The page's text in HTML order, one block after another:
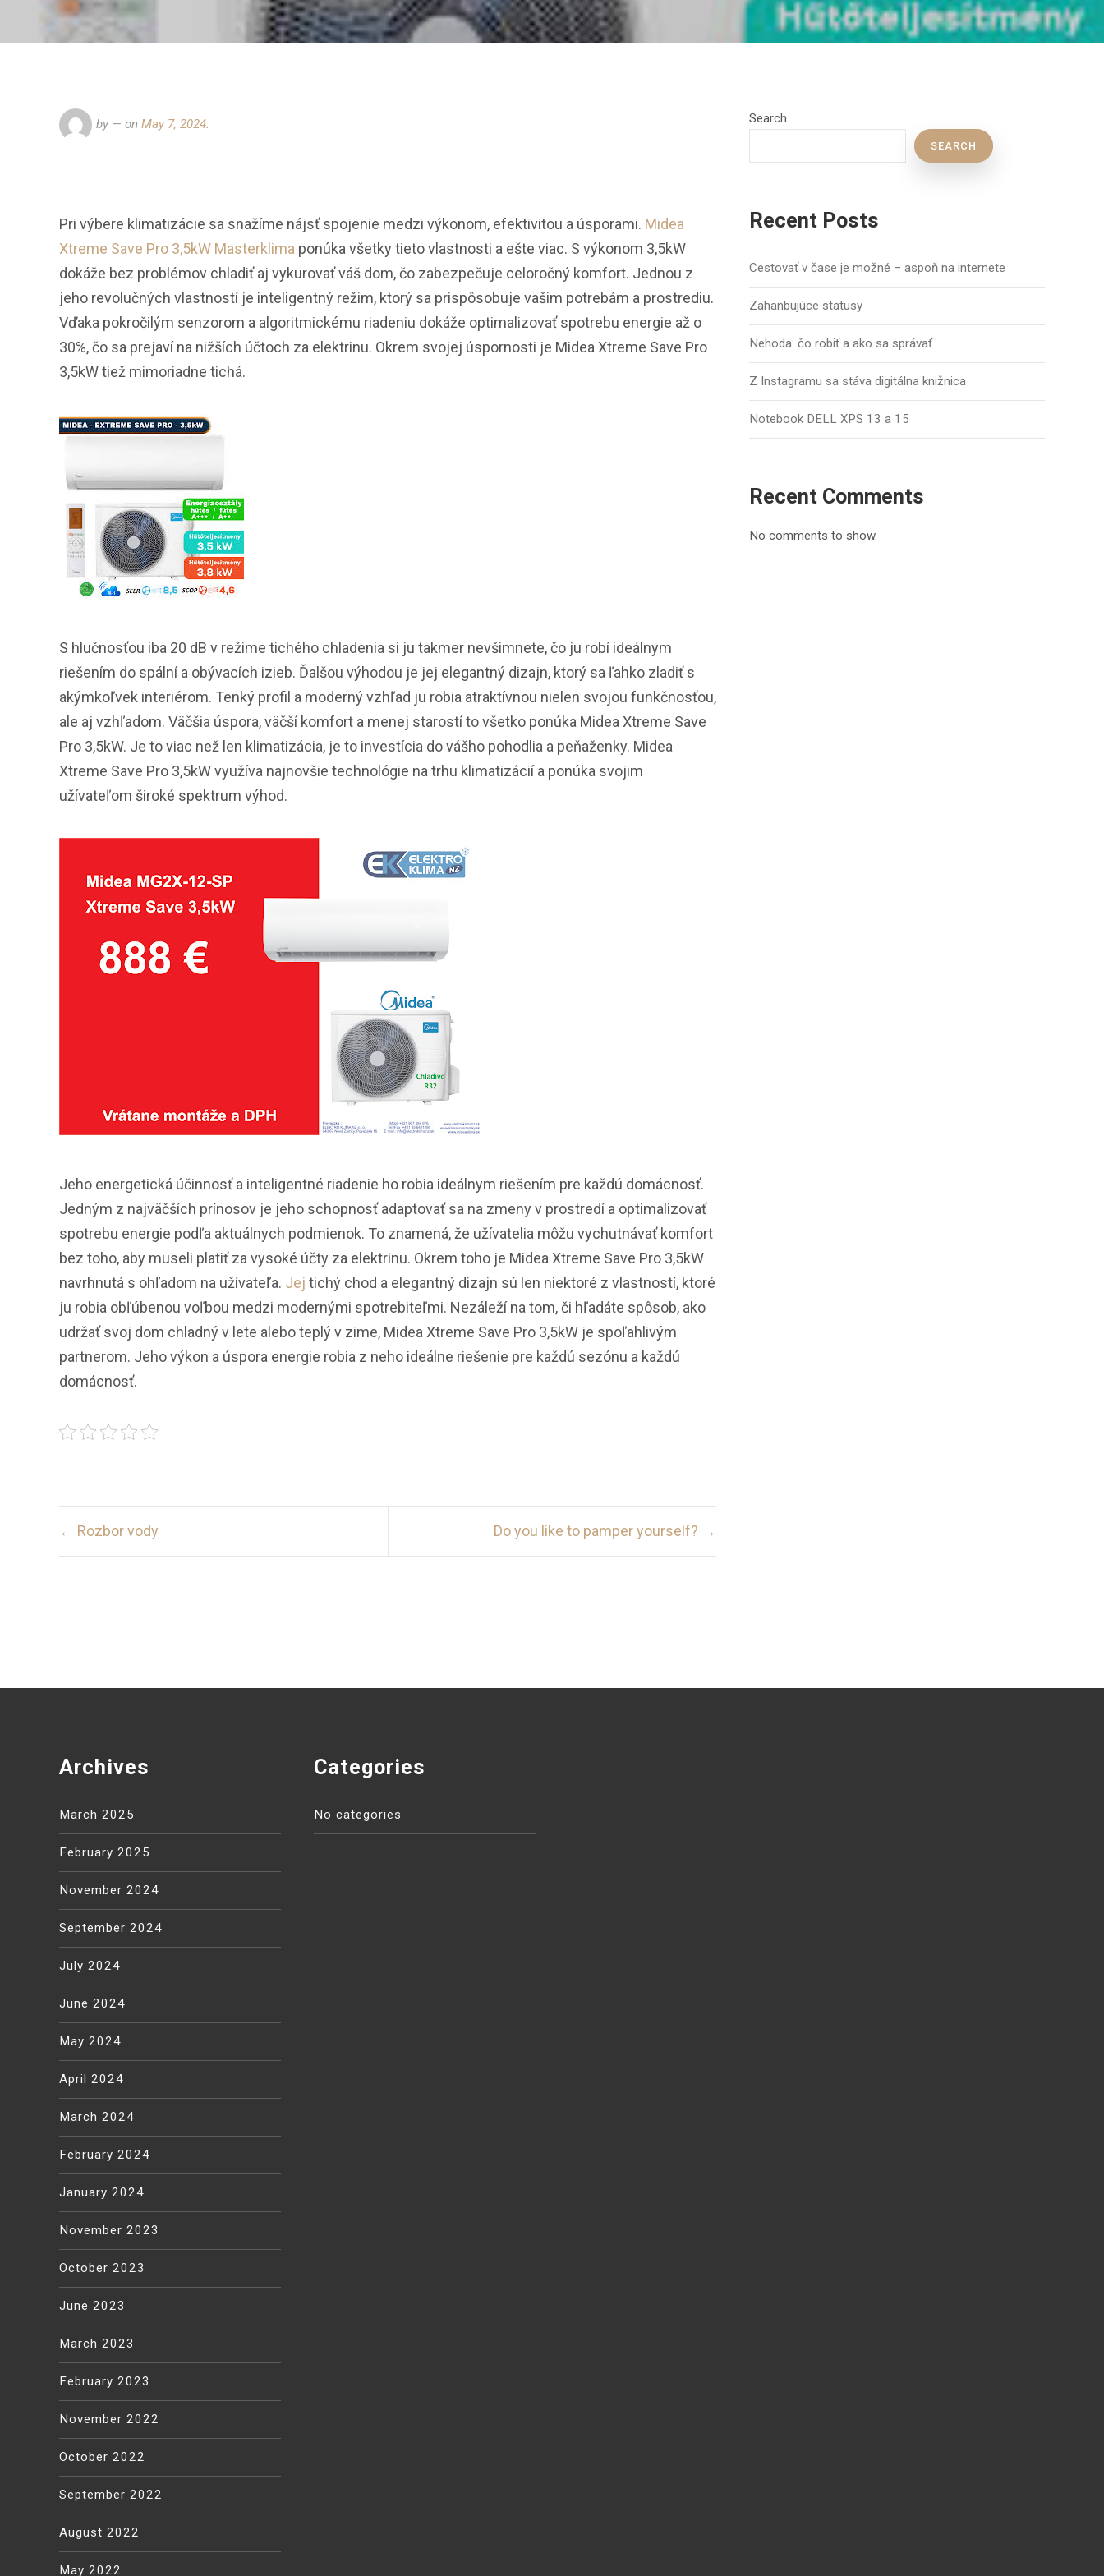
by — on May 7, 2024.
Pri výbere klimatizácie sa snažíme nájsť spojenie medzi výkonom, efektivitou a úsporami. Midea
Xtreme Save Pro 3,5kW Masterklima ponúka všetky tieto vlastnosti a ešte viac. S výkonom 3,5kW
dokáže bez problémov chladiť aj vykurovať váš dom, čo zabezpečuje celoročný komfort. Jednou z
jeho revolučných vlastností je inteligentný režim, ktorý sa prispôsobuje vašim potrebám a prostrediu.
Vďaka pokročilým senzorom a algoritmickému riadeniu dokáže optimalizovať spotrebu energie až o
30%, čo sa prejaví na nižších účtoch za elektrinu. Okrem svojej úspornosti je Midea Xtreme Save Pro
3,5kW tiež mimoriadne tichá.
S hlučnosťou iba 20 dB v režime tichého chladenia si ju takmer nevšimnete, čo ju robí ideálnym
riešením do spální a obývacích izieb. Ďalšou výhodou je jej elegantný dizajn, ktorý sa ľahko zladiť s
akýmkoľvek interiérom. Tenký profil a moderný vzhľad ju robia atraktívnou nielen svojou funkčnosťou,
ale aj vzhľadom. Väčšia úspora, väčší komfort a menej starostí to všetko ponúka Midea Xtreme Save
Pro 3,5kW. Je to viac než len klimatizácia, je to investícia do vášho pohodlia a peňaženky. Midea
Xtreme Save Pro 3,5kW využíva najnovšie technológie na trhu klimatizácií a ponúka svojim
užívateľom široké spektrum výhod.
Jeho energetická účinnosť a inteligentné riadenie ho robia ideálnym riešením pre každú domácnosť.
Jedným z najväčších prínosov je jeho schopnosť adaptovať sa na zmeny v prostredí a optimalizovať
spotrebu energie podľa aktuálnych podmienok. To znamená, že užívatelia môžu vychutnávať komfort
bez toho, aby museli platiť za vysoké účty za elektrinu. Okrem toho je Midea Xtreme Save Pro 3,5kW
navrhnutá s ohľadom na užívateľa. Jej tichý chod a elegantný dizajn sú len niektoré z vlastností, ktoré
ju robia obľúbenou voľbou medzi modernými spotrebiteľmi. Nezáleží na tom, či hľadáte spôsob, ako
udržať svoj dom chladný v lete alebo teplý v zime, Midea Xtreme Save Pro 3,5kW je spoľahlivým
partnerom. Jeho výkon a úspora energie robia z neho ideálne riešenie pre každú sezónu a každú
domácnosť.
Post
navigation
← Rozbor vody Do you like to pamper yourself? →
Search
SEARCH
Recent Posts
Cestovať v čase je možné – aspoň na internete
Zahanbujúce statusy
Nehoda: čo robiť a ako sa správať
Z Instagramu sa stáva digitálna knižnica
Notebook DELL XPS 13 a 15
Recent Comments
No comments to show.
Archives
March 2025
February 2025
November 2024
September 2024
July 2024
June 2024
May 2024
April 2024
March 2024
February 2024
January 2024
November 2023
October 2023
June 2023
March 2023
February 2023
November 2022
October 2022
September 2022
August 2022
May 2022
Categories
No categories